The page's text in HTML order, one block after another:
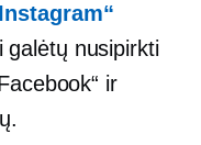
galėtų nusipirkti
ir